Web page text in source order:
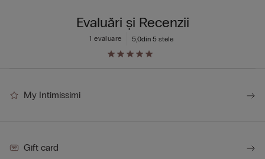
Evaluări și Recenzii
5,0din 5 stele
1 evaluare
My Intimissimi
Gift card